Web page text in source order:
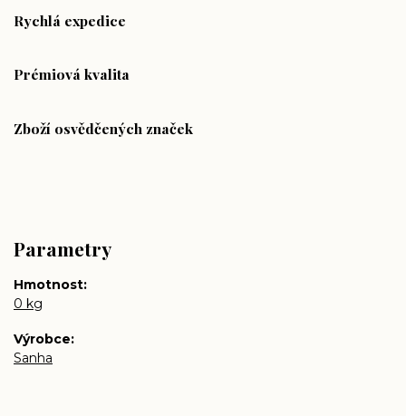
Rychlá expedice
Prémiová kvalita
Zboží osvědčených značek
Parametry
Hmotnost
0 kg
Výrobce
Sanha